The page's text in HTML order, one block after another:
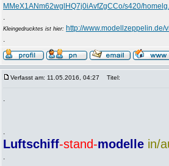
MMeX1ANm62wglHQ7j0iAvfZgCCo/s420/
.
Kleingedrucktes ist hier: http://
.
Verfasst am: 11.05.2016, 04:27 Titel:
.
.
Luftschiff-stand-modelle in/
.